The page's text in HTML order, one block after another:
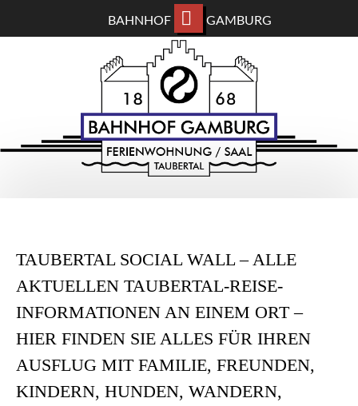
BAHNHOF GAMBURG
BAHNHOF GAMBURG
Ferienwohnung und Eventsaal im Taubertal
TAUBERTAL SOCIAL WALL – ALLE
AKTUELLEN TAUBERTAL-REISE-
INFORMATIONEN AN EINEM ORT –
HIER FINDEN SIE ALLES FÜR IHREN
AUSFLUG MIT FAMILIE, FREUNDEN,
KINDERN, HUNDEN, WANDERN,